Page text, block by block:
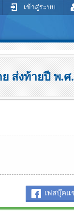
เข้าสู่ระบบ
ส่งท้ายปี พ.ศ
เฟสบุ๊คแ